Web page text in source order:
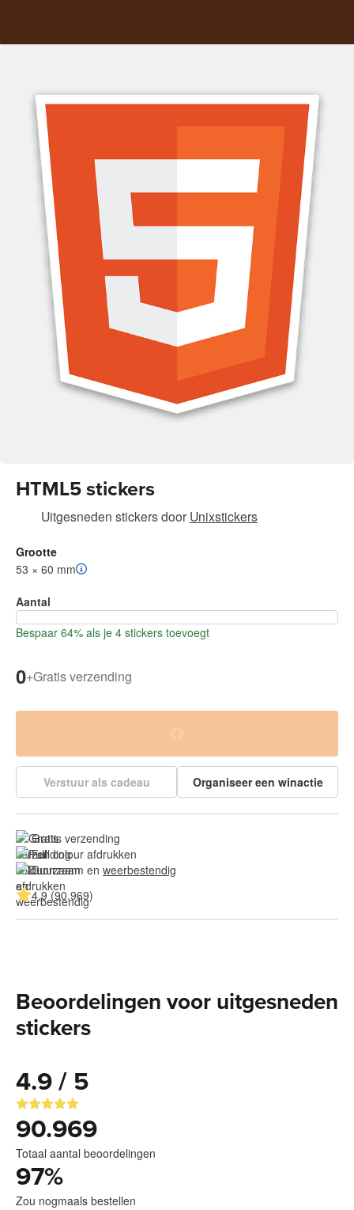
HTML5 stickers
Uitgesneden stickersdoor Unixstickers
Grootte
53 × 60 mm
Aantal
Bespaar 64% als je 4 stickers toevoegt
0+Gratis verzending
Verstuur als cadeau Organiseer een winactie
Gratis verzending
Full colour afdrukken
Duurzaam en weerbestendig
4.9 (90.969)
Beoordelingen voor uitgesneden
stickers
4.9 / 5
90.969
Totaal aantal beoordelingen
97%
Zou nogmaals bestellen